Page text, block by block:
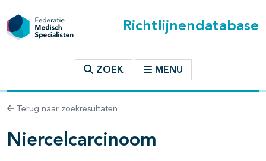
Richtlijnendatabase
ZOEK MENU
Terug naar zoekresultaten
Niercelcarcinoom
binnen deze richtlijn